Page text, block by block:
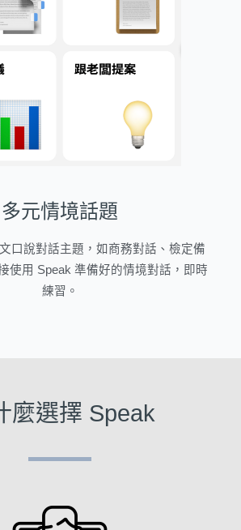
多元情境話題
口說對話主題，如商務對話、檢定備
使用 Speak 準備好的情境對話，即時
練習。
麼選擇 Speak